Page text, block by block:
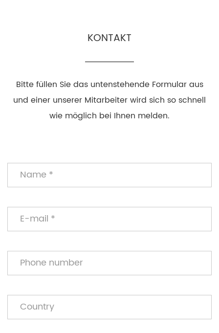
KONTAKT
Bitte füllen Sie das untenstehende Formular aus
und einer unserer Mitarbeiter wird sich so schnell
wie möglich bei Ihnen melden.